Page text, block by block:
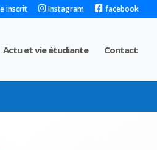
inscrit Instagram facebook
Actu et vie étudiante Contact